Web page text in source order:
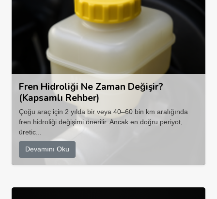
Fren Hidroliği Ne Zaman Değişir?
(Kapsamlı Rehber)
Çoğu araç için 2 yılda bir veya 40–60 bin km aralığında
fren hidroliği değişimi önerilir. Ancak en doğru periyot,
üretic...
Devamını Oku